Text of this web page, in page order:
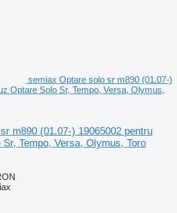
semiax Optare solo sr m890 (01.07-)
Optare Solo Sr, Tempo, Versa, Olymus,
m890 (01.07-) 19065002 pentru
Tempo, Versa, Olymus, Toro